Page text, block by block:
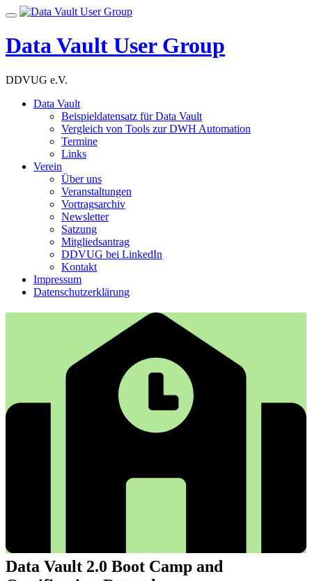
Skip
content
Toggle
Data Vault User Group
DDVUG e.V.
Data Vault
Beispieldatensatz für Data Vault
Vergleich von Tools zur DWH Automation
Termine
Links
Verein
Über uns
Veranstaltungen
Vortragsarchiv
Newsletter
Satzung
Mitgliedsantrag
DDVUG bei LinkedIn
Kontakt
Impressum
Datenschutzerklärung
Data Vault 2.0 Boot Camp and